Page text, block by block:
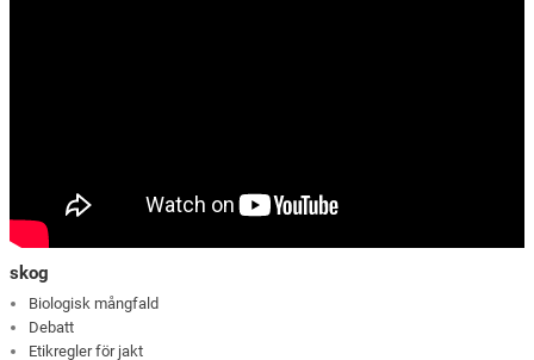
skog
Biologisk mångfald
Debatt
Etikregler för jakt